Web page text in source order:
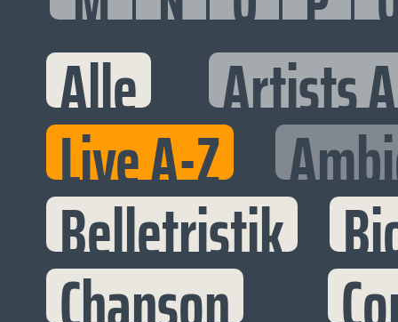
Alle Artists
Live A-Z
Belletristik